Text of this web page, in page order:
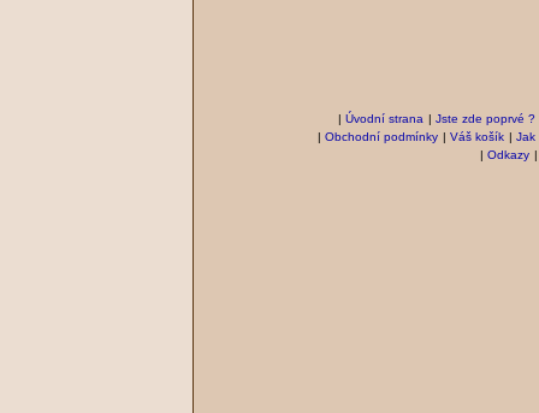
| Úvodní strana | Jste zde poprvé ?
| Obchodní podmínky | Váš košík | Jak
| Odkazy